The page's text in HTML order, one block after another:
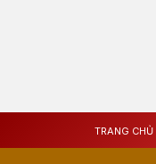
TRANG CHỦ